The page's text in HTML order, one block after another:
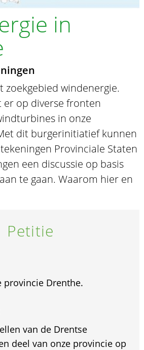
in
zoekgebied windenergie.
er op diverse fronten
in onze
dit burgerinitiatief kunnen
Provinciale Staten
een discussie op basis
te gaan. Waarom hier en
Petitie
provincie Drenthe.
van de Drentse
deel van onze provincie op